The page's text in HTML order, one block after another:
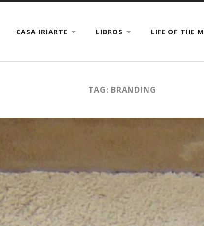
CASA IRIARTE LIBROS LIFE OF THE
TAG: BRANDING